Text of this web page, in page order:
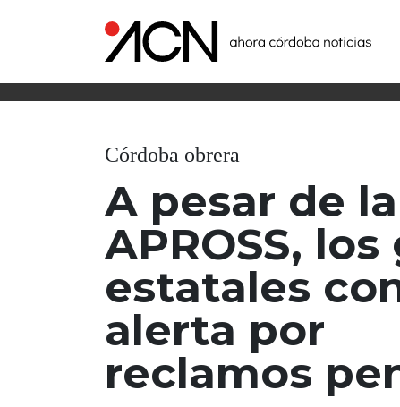
Córdoba obrera
A pesar de
APROSS,
estatales
alerta por
reclamos